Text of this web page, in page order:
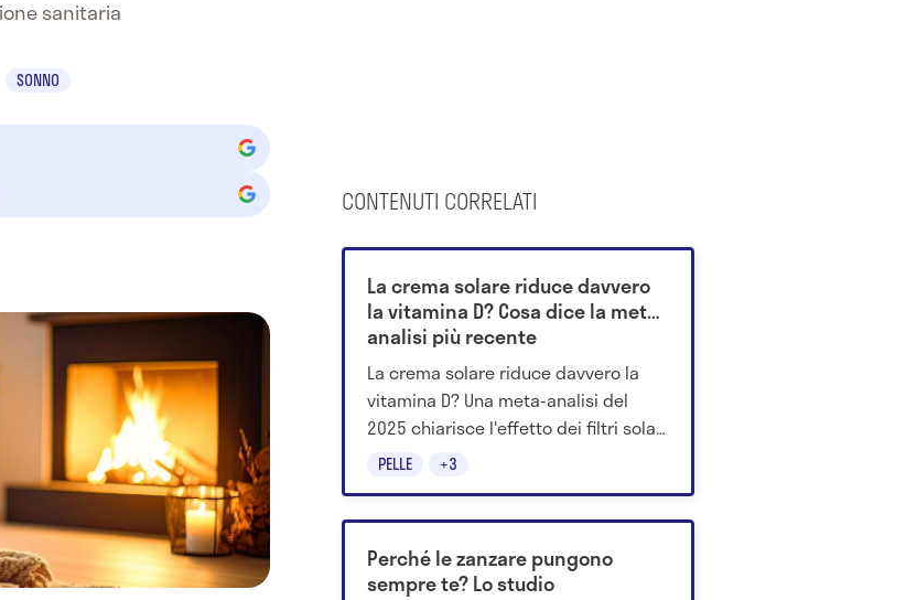
sanitaria
SONNO
CONTENUTI CORRELATI
PELLE +3
La crema solare riduce davvero
la vitamina D? Cosa dice la meta-
analisi più recente
La crema solare riduce davvero la
vitamina D? Una meta-analisi del
2025 chiarisce l'effetto dei filtri solari
e cosa cambia nella pratica.
Perché le zanzare pungono
sempre te? Lo studio